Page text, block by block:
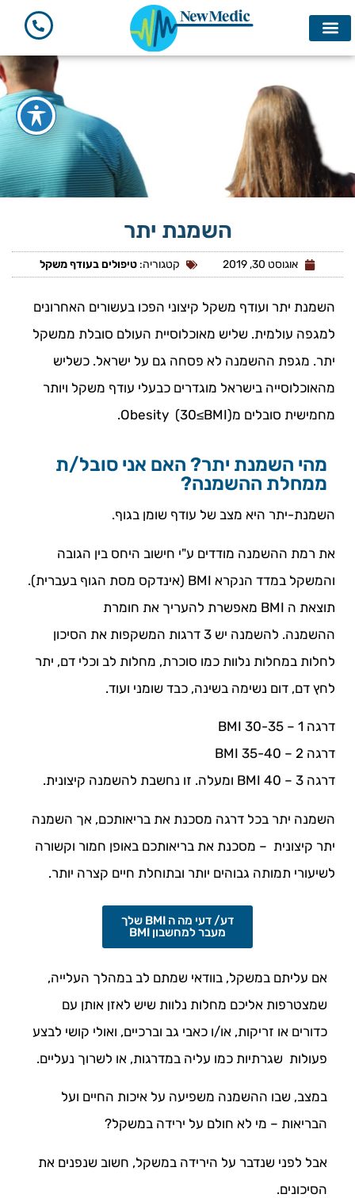
השמנת יתר
אוגוסט 30, 2019 קטגוריה: טיפולים בעודף משקל
השמנת יתר ועודף משקל קיצוני הפכו בעשורים האחרונים
למגפה עולמית. שליש מאוכלוסיית העולם סובלת ממשקל
יתר. מגפת ההשמנה לא פסחה גם על ישראל. כשליש
מהאוכלוסייה בישראל מוגדרים כבעלי עודף משקל ויותר
מחמישית סובלים מObesity (30≤BMI).
מהי השמנת יתר? האם אני סובל/ת
ממחלת ההשמנה?
השמנת-יתר היא מצב של עודף שומן בגוף.
את רמת ההשמנה מודדים ע"י חישוב היחס בין הגובה
והמשקל במדד הנקרא BMI (אינדקס מסת הגוף בעברית).
תוצאת ה BMI מאפשרת להעריך את חומרת
ההשמנה. להשמנה יש 3 דרגות המשקפות את הסיכון
לחלות במחלות נלוות כמו סוכרת, מחלות לב וכלי דם, יתר
לחץ דם, דום נשימה בשינה, כבד שומני ועוד.
דרגה 1 – 30-35 BMI
דרגה 2 – 35-40 BMI
דרגה 3 – 40 BMI ומעלה. זו נחשבת להשמנה קיצונית.
השמנה יתר בכל דרגה מסכנת את בריאותכם, אך השמנה
יתר קיצונית – מסכנת את בריאותכם באופן חמור וקשורה
לשיעורי תמותה גבוהים יותר ובתוחלת חיים קצרה יותר.
דע/ דעי מה ה BMI שלך
מעבר למחשבון BMI
אם עליתם במשקל, בוודאי שמתם לב במהלך העלייה,
שמצטרפות אליכם מחלות נלוות שיש לאזן אותן עם
כדורים או זריקות, או/ו כאבי גב וברכיים, ואולי קושי לבצע
פעולות שגרתיות כמו עליה במדרגות, או לשרוך נעליים.
במצב, שבו ההשמנה משפיעה על איכות החיים ועל
הבריאות – מי לא חולם על ירידה במשקל?
אבל לפני שנדבר על הירידה במשקל, חשוב שנפנים את
הסיכונים.